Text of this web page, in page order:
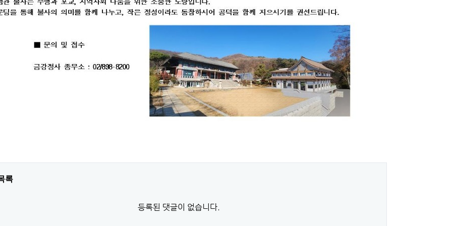
록
등록된 댓글이 없습니다.